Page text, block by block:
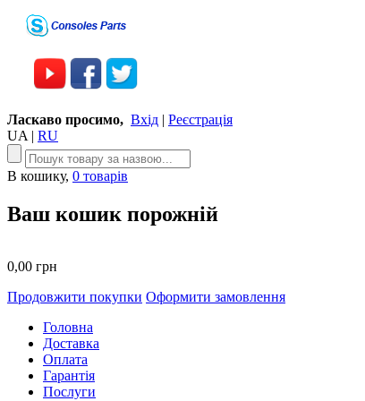
Ласкаво просимо, Вхід | Реєстрація
UA | RU
В кошику, 0 товарів
Ваш кошик порожній
0,00 грн
Продовжити покупки Оформити замовлення
Головна
Доставка
Оплата
Гарантія
Послуги